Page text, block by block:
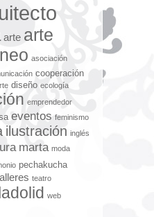
arte arte
asociación
cooperación
diseño ecología
emprendedor
eventos feminismo
ilustración inglés
marta moda
pechakucha
teatro
web